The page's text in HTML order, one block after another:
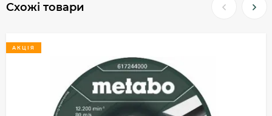
Схожі товари
АКЦІЯ